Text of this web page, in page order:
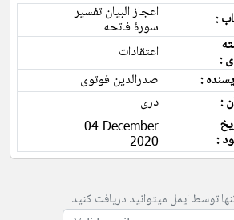
: اعجاز البیان تفسیر
سورۀ فاتحه
:
اعتقادات
:
صدرالدین فوتوی
:
دری
:
04 December
2020
توسط ایمل میتوانید دریافت کنید